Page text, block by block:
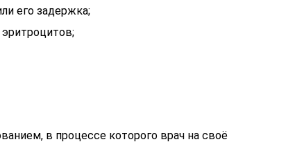
его задержка;
в процессе которого врач на своё